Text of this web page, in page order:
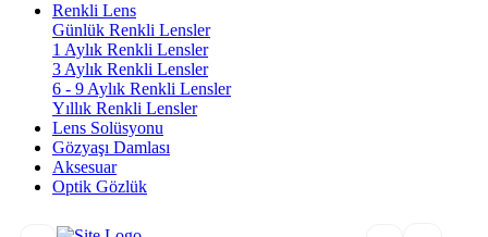
Renkli Lens
Günlük Renkli Lensler
1 Aylık Renkli Lensler
3 Aylık Renkli Lensler
6 - 9 Aylık Renkli Lensler
Yıllık Renkli Lensler
Lens Solüsyonu
Gözyaşı Damlası
Aksesuar
Optik Gözlük